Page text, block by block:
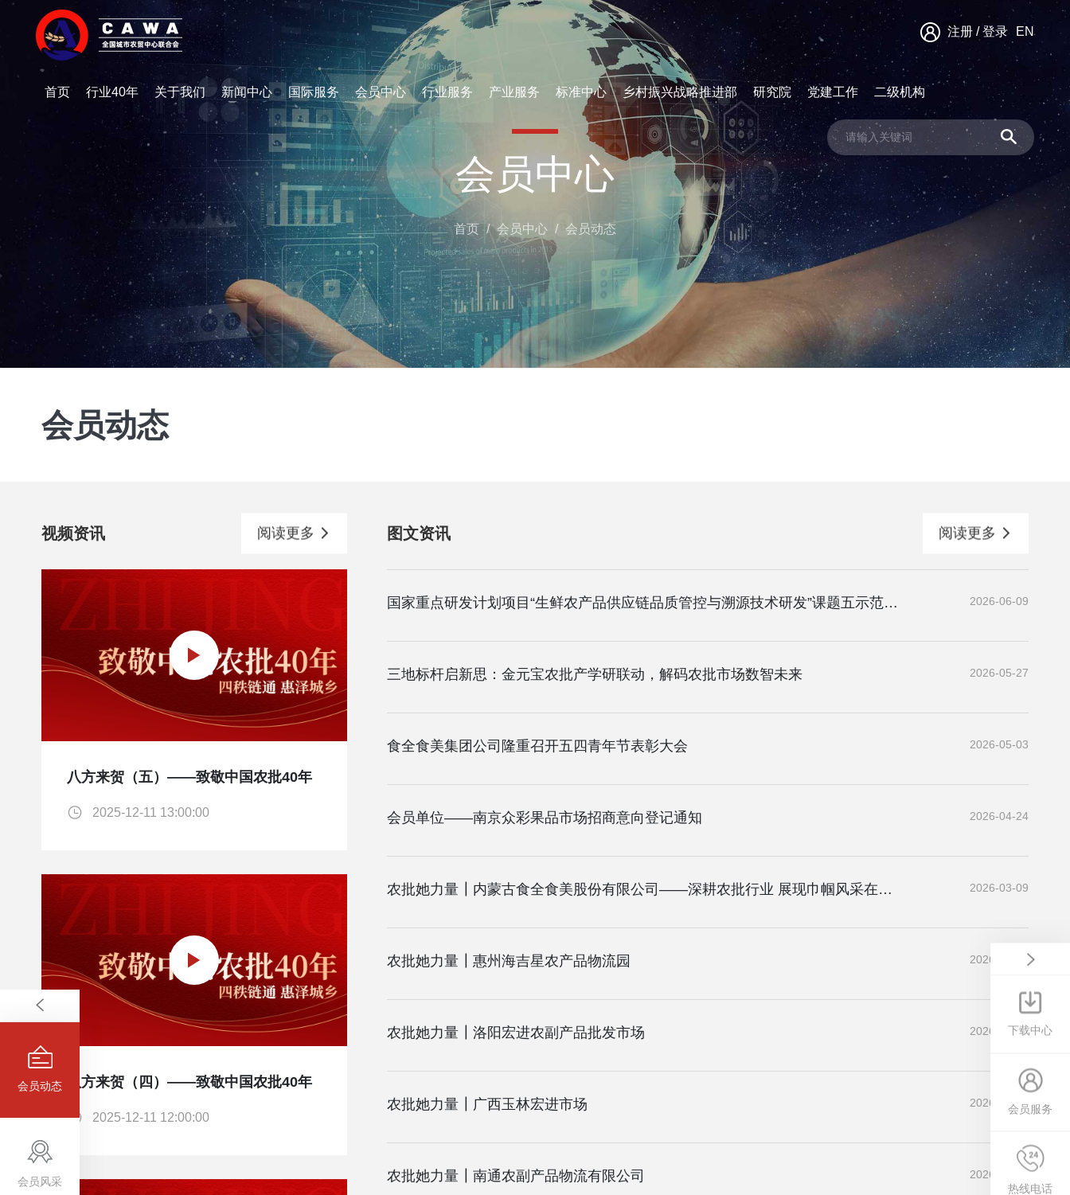
注册 / 登录 EN
首页 行业40年 关于我们 新闻中心 国际服务 会员中心 行业服务 产业服务 标准中心 乡村振兴战略推进部 研究院 党建工作 二级机构
会员中心
首页 / 会员中心 / 会员动态
会员动态
视频资讯 阅读更多
八方来贺（五）——致敬中国农批40年
2025-12-11 13:00:00
八方来贺（四）——致敬中国农批40年
2025-12-11 12:00:00
图文资讯 阅读更多
2026-06-09
国家重点研发计划项目“生鲜农产品供应链品质管控与溯源技术研发”课题五示范单位授牌及示范点建设讨论会在江苏无锡成功召开
2026-05-27
三地标杆启新思：金元宝农批产学研联动，解码农批市场数智未来
2026-05-03
食全食美集团公司隆重召开五四青年节表彰大会
2026-04-24
会员单位——南京众彩果品市场招商意向登记通知
2026-03-09
农批她力量┃内蒙古食全食美股份有限公司——深耕农批行业 展现巾帼风采在保障民生 服务百姓中永葆初心使命
2026-03-09
农批她力量┃惠州海吉星农产品物流园
2026-03-09
农批她力量┃洛阳宏进农副产品批发市场
2026-03-09
农批她力量┃广西玉林宏进市场
2026-03-09
农批她力量┃南通农副产品物流有限公司
会员动态
会员风采
下载中心
会员服务
热线电话